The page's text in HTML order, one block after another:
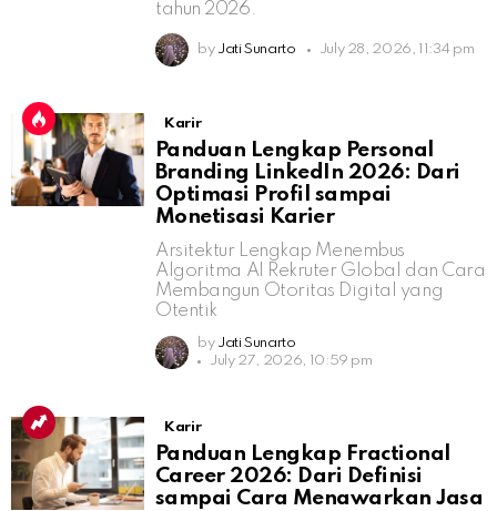
tahun 2026.
by Jati Sunarto July 28, 2026, 11:34 pm
Karir
Panduan Lengkap Personal
Branding LinkedIn 2026: Dari
Optimasi Profil sampai
Monetisasi Karier
Arsitektur Lengkap Menembus
Algoritma AI Rekruter Global dan Cara
Membangun Otoritas Digital yang
Otentik
by Jati Sunarto
July 27, 2026, 10:59 pm
Karir
Panduan Lengkap Fractional
Career 2026: Dari Definisi
sampai Cara Menawarkan Jasa